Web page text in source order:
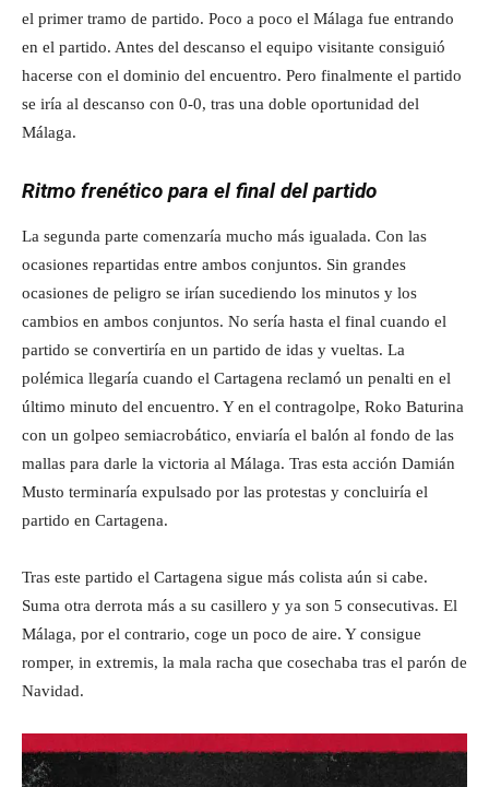
el primer tramo de partido. Poco a poco el Málaga fue entrando
en el partido. Antes del descanso el equipo visitante consiguió
hacerse con el dominio del encuentro. Pero finalmente el partido
se iría al descanso con 0-0, tras una doble oportunidad del
Málaga.
Ritmo frenético para el final del partido
La segunda parte comenzaría mucho más igualada. Con las
ocasiones repartidas entre ambos conjuntos. Sin grandes
ocasiones de peligro se irían sucediendo los minutos y los
cambios en ambos conjuntos. No sería hasta el final cuando el
partido se convertiría en un partido de idas y vueltas. La
polémica llegaría cuando el Cartagena reclamó un penalti en el
último minuto del encuentro. Y en el contragolpe, Roko Baturina
con un golpeo semiacrobático, enviaría el balón al fondo de las
mallas para darle la victoria al Málaga. Tras esta acción Damián
Musto terminaría expulsado por las protestas y concluiría el
partido en Cartagena.
Tras este partido el Cartagena sigue más colista aún si cabe.
Suma otra derrota más a su casillero y ya son 5 consecutivas. El
Málaga, por el contrario, coge un poco de aire. Y consigue
romper, in extremis, la mala racha que cosechaba tras el parón de
Navidad.